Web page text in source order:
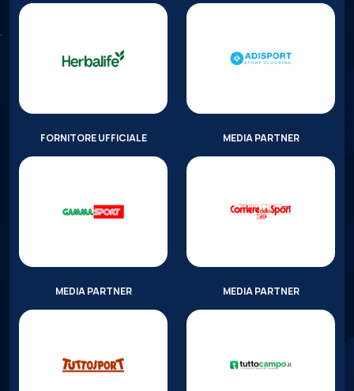
FORNITORE UFFICIALE MEDIA PARTNER
MEDIA PARTNER MEDIA PARTNER